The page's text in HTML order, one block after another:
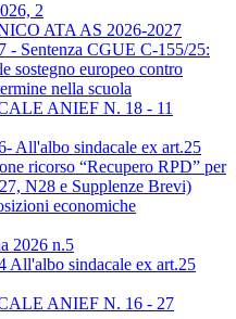
2
ATA AS 2026-2027
- Sentenza CGUE C‑155/25:
sostegno europeo contro
nella scuola
ANIEF N. 18 - 11
All'albo sindacale ex art.25
ricorso “Recupero RPD” per
N28 e Supplenze Brevi)
economiche
2026 n.5
All'albo sindacale ex art.25
ANIEF N. 16 - 27